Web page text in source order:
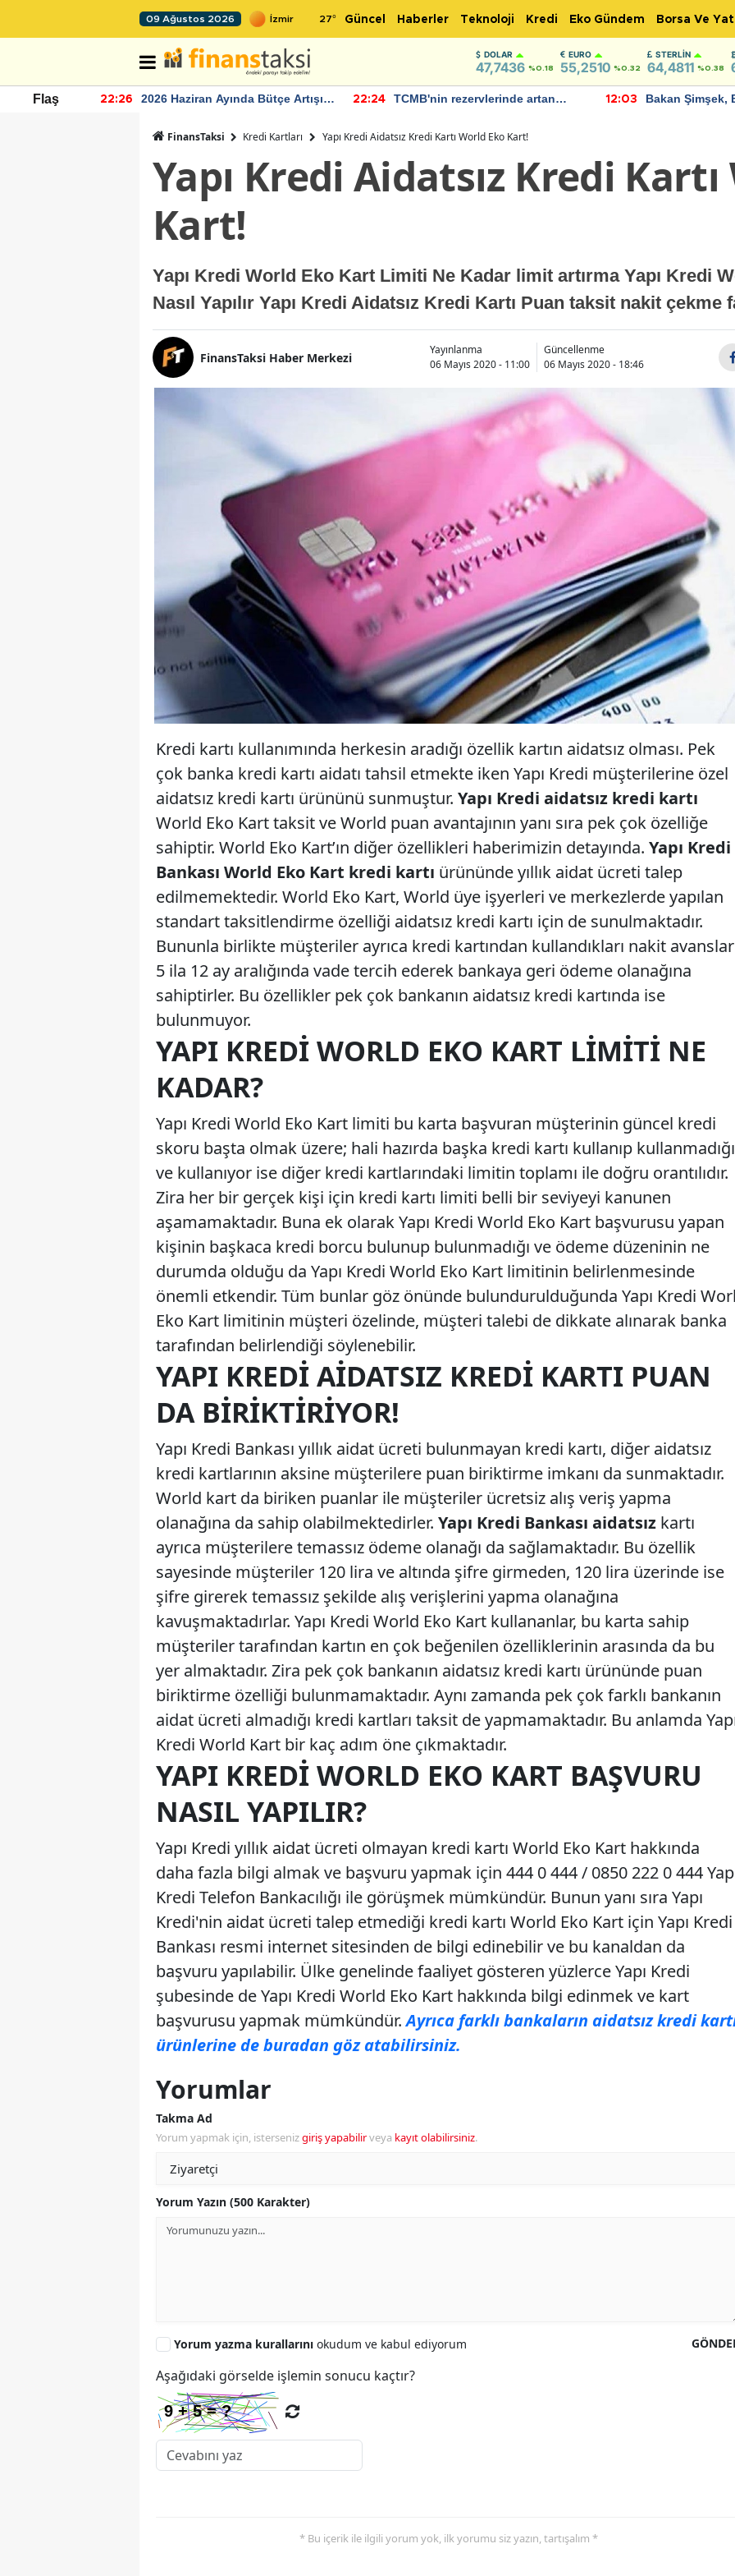
09 Ağustos 2026 27° Güncel Haberler Teknoloji Kredi Eko Gündem Borsa Ve
DOLAR
47,7436 %0.18
EURO
55,2510 %0.32
STERLIN
64,4811 %0.38
Flaş 22:26
2026 Haziran Ayında Bütçe Artışı
22:24
TCMB'nin rezervlerinde artan
12:03
Bakan Şimşek,
FinansTaksi Kredi Kartları Yapı Kredi Aidatsız Kredi Kartı World Eko Kart!
Yapı Kredi Aidatsız Kredi
Kart!
Yapı Kredi World Eko Kart Limiti Ne Kadar limit artırma Yapı Kredi
Nasıl Yapılır Yapı Kredi Aidatsız Kredi Kartı Puan taksit nakit çekme
FinansTaksi Haber Merkezi
Yayınlanma
06 Mayıs 2020 - 11:00
Güncellenme
06 Mayıs 2020 - 18:46
Kredi kartı kullanımında herkesin aradığı özellik kartın aidatsız olması. Pek
çok banka kredi kartı aidatı tahsil etmekte iken Yapı Kredi müşterilerine özel
aidatsız kredi kartı ürününü sunmuştur. Yapı Kredi aidatsız kredi kartı
World Eko Kart taksit ve World puan avantajının yanı sıra pek çok özelliğe
sahiptir. World Eko Kart’ın diğer özellikleri haberimizin detayında. Yapı Kredi
Bankası World Eko Kart kredi kartı ürününde yıllık aidat ücreti talep
edilmemektedir. World Eko Kart, World üye işyerleri ve merkezlerde yapılan
standart taksitlendirme özelliği aidatsız kredi kartı için de sunulmaktadır.
Bununla birlikte müşteriler ayrıca kredi kartından kullandıkları nakit
5 ila 12 ay aralığında vade tercih ederek bankaya geri ödeme olanağına
sahiptirler. Bu özellikler pek çok bankanın aidatsız kredi kartında ise
bulunmuyor.
YAPI KREDI WORLD EKO KART LIMITI NE
KADAR?
Yapı Kredi World Eko Kart limiti bu karta başvuran müşterinin güncel kredi
skoru başta olmak üzere; hali hazırda başka kredi kartı kullanıp kullanmadığı
ve kullanıyor ise diğer kredi kartlarındaki limitin toplamı ile doğru orantılıdır.
Zira her bir gerçek kişi için kredi kartı limiti belli bir seviyeyi kanunen
aşamamaktadır. Buna ek olarak Yapı Kredi World Eko Kart başvurusu yapan
kişinin başkaca kredi borcu bulunup bulunmadığı ve ödeme düzeninin ne
durumda olduğu da Yapı Kredi World Eko Kart limitinin belirlenmesinde
önemli etkendir. Tüm bunlar göz önünde bulundurulduğunda Yapı Kredi
Eko Kart limitinin müşteri özelinde, müşteri talebi de dikkate alınarak banka
tarafından belirlendiği söylenebilir.
YAPI KREDI AIDATSIZ KREDI KARTI PUAN
DA BIRIKTIRIYOR!
Yapı Kredi Bankası yıllık aidat ücreti bulunmayan kredi kartı, diğer aidatsız
kredi kartlarının aksine müşterilere puan biriktirme imkanı da sunmaktadır.
World kart da biriken puanlar ile müşteriler ücretsiz alış veriş yapma
olanağına da sahip olabilmektedirler. Yapı Kredi Bankası aidatsız kartı
ayrıca müşterilere temassız ödeme olanağı da sağlamaktadır. Bu özellik
sayesinde müşteriler 120 lira ve altında şifre girmeden, 120 lira üzerinde ise
şifre girerek temassız şekilde alış verişlerini yapma olanağına
kavuşmaktadırlar. Yapı Kredi World Eko Kart kullananlar, bu karta sahip
müşteriler tarafından kartın en çok beğenilen özelliklerinin arasında da bu
yer almaktadır. Zira pek çok bankanın aidatsız kredi kartı ürününde puan
biriktirme özelliği bulunmamaktadır. Aynı zamanda pek çok farklı bankanın
aidat ücreti almadığı kredi kartları taksit de yapmamaktadır. Bu anlamda
Kredi World Kart bir kaç adım öne çıkmaktadır.
YAPI KREDI WORLD EKO KART BAŞVURU
NASIL YAPILIR?
Yapı Kredi yıllık aidat ücreti olmayan kredi kartı World Eko Kart hakkında
daha fazla bilgi almak ve başvuru yapmak için 444 0 444 / 0850 222 0 444
Kredi Telefon Bankacılığı ile görüşmek mümkündür. Bunun yanı sıra Yapı
Kredi'nin aidat ücreti talep etmediği kredi kartı World Eko Kart için Yapı Kredi
Bankası resmi internet sitesinden de bilgi edinebilir ve bu kanaldan da
başvuru yapılabilir. Ülke genelinde faaliyet gösteren yüzlerce Yapı Kredi
şubesinde de Yapı Kredi World Eko Kart hakkında bilgi edinmek ve kart
başvurusu yapmak mümkündür.Ayrıca farklı bankaların aidatsız kredi
ürünlerine de buradan göz atabilirsiniz.
Yorumlar
Takma Ad
Yorum yapmak için, istersenizgiriş yapabilirveya kayıt olabilirsiniz.
Yorum Yazın (500 Karakter)
Yorum yazma kurallarını okudum ve kabul ediyorum
Aşağıdaki görselde işlemin sonucu kaçtır?
* Bu içerik ile ilgili yorum yok, ilk yorumu siz yazın, tartışalım *